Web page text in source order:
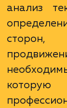
Но
набор
процесс,
анализ